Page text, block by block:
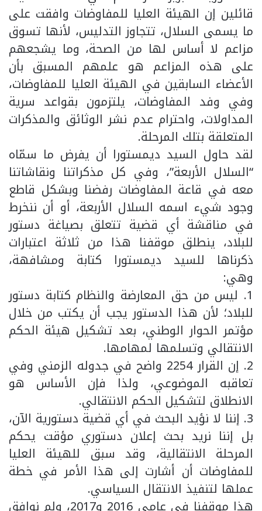
قائلين إن الهيئة العليا للمفاوضات وافقت على
ما يسمى السلال، تتجاوز التدليس، لأنها تسوق
مزاعم لا أساس لها من الصحة، وما يشجعهم
على هذه المزاعم هو علمهم المسبق بأن
الأعضاء السابقين في الهيئة العليا للمفاوضات،
وفي وفد المفاوضات، يلتزمون بقواعد سرية
المداولات، واحترام عدم نشر الوثائق والمذكرات
المتعلقة بتلك المرحلة.
لقد حاول السيد ديمستورا أن يفرض ما سمّاه
“السلال الأربعة”، وفي كل مذكراتنا ونقاشاتنا
معه في قاعة المفاوضات رفضنا وبشكل قاطع
وجود شيء اسمه السلال الأربعة، أو أن ننخرط
في مناقشة أي قضية تتعلق بصياغة دستور
للبلاد، ينطلق موقفنا هذا من ثلاثة اعتبارات
ذكرناها للسيد ديمستورا كتابة ومشافهة،
وهي:
1. ليس من حق المعارضة والنظام كتابة دستور
للبلاد؛ لأن هذا الدستور يجب أن يكتب من خلال
مؤتمر الحوار الوطني، بعد تشكيل هيئة الحكم
الانتقالي وتسلمها لمهامها.
2. إن القرار 2254 واضح في جدوله الزمني وفي
تعاقبه الموضوعي، ولذا فإن الأساس هو
الانطلاق لتشكيل الحكم الانتقالي.
3. إننا لا نؤيد البحث في أي قضية دستورية الآن،
بل إننا نريد بحث إعلان دستوري مؤقت يحكم
المرحلة الانتقالية، وقد سبق للهيئة العليا
للمفاوضات أن أشارت إلى هذا الأمر في خطة
عملها لتنفيذ الانتقال السياسي.
هذا موقفنا في عامي 2016 و2017، ولم نوافق